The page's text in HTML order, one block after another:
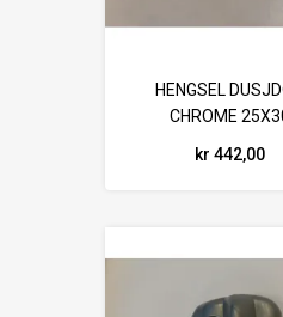
HENGSEL
CHROME
kr 442,00